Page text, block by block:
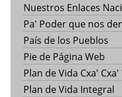
Nuestros Enlaces
Pa' Poder que nos
País de los Pueblos
Pie de Página Web
Plan de Vida Cxa' Cxa'
Plan de Vida Integral